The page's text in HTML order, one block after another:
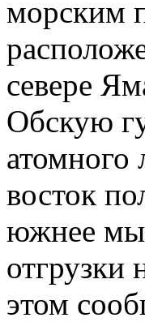
морским
севере
Обскую
атомного
восток
южнее
отгрузки
этом